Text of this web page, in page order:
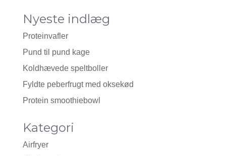
Nyeste indlæg
Proteinvafler
Pund til pund kage
Koldhævede speltboller
Fyldte peberfrugt med oksekød
Protein smoothiebowl
Kategori
Airfryer